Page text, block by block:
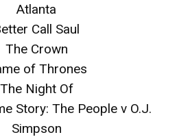
Atlanta
Call Saul
The Crown
of Thrones
The Night Of
Story: The People v O.J.
Simpson